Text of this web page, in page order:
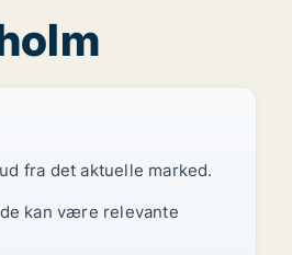
fra det aktuelle marked.
kan være relevante